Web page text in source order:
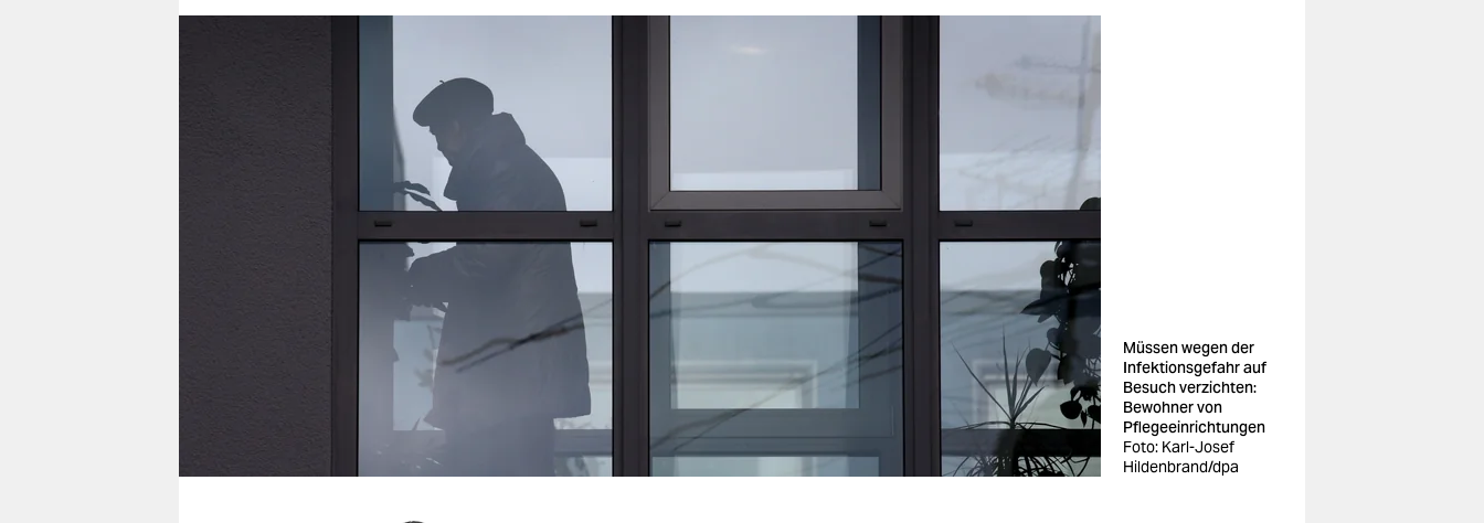
wahrheit
Müssen wegen der
Infektionsgefahr auf
Besuch verzichten:
Bewohner von
Pflegeeinrichtungen
Foto: Karl-Josef
Hildenbrand/dpa